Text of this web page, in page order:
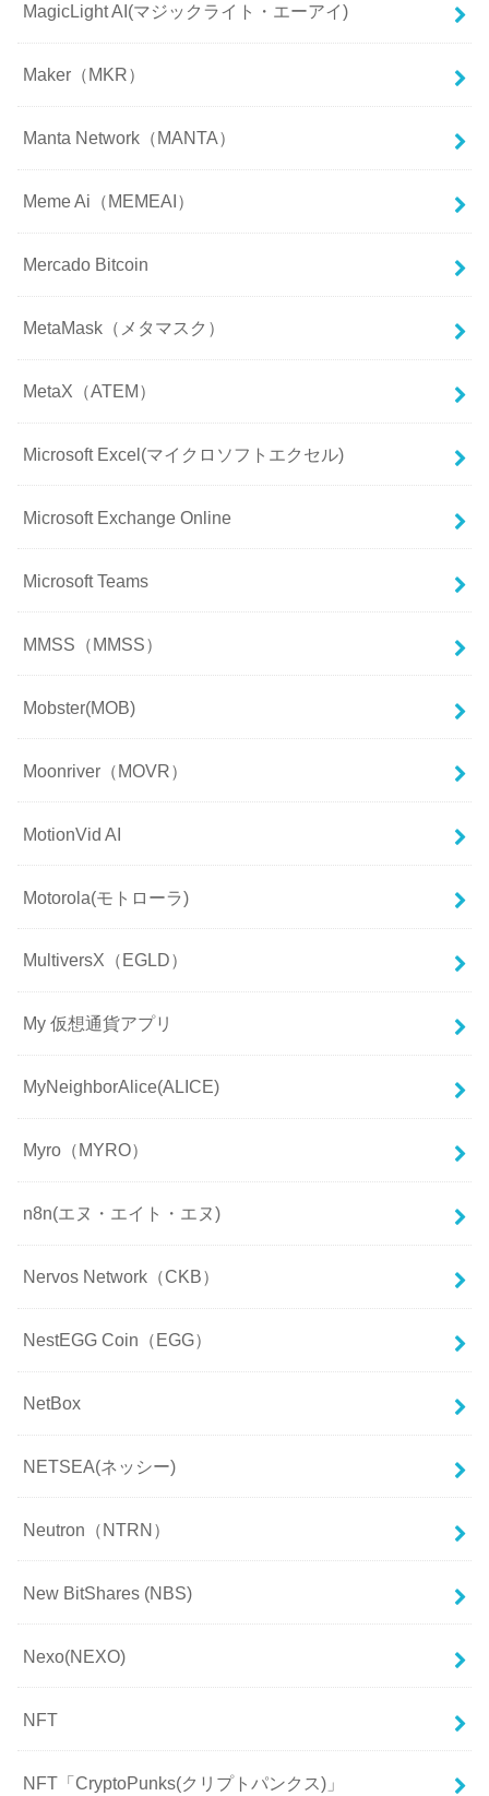
MagicLight AI(マジックライト・エーアイ)
Maker（MKR）
Manta Network（MANTA）
Meme Ai（MEMEAI）
Mercado Bitcoin
MetaMask（メタマスク）
MetaX（ATEM）
Microsoft Excel(マイクロソフトエクセル)
Microsoft Exchange Online
Microsoft Teams
MMSS（MMSS）
Mobster(MOB)
Moonriver（MOVR）
MotionVid AI
Motorola(モトローラ)
MultiversX（EGLD）
My 仮想通貨アプリ
MyNeighborAlice(ALICE)
Myro（MYRO）
n8n(エヌ・エイト・エヌ)
Nervos Network（CKB）
NestEGG Coin（EGG）
NetBox
NETSEA(ネッシー)
Neutron（NTRN）
New BitShares (NBS)
Nexo(NEXO)
NFT
NFT「CryptoPunks(クリプトパンクス)」